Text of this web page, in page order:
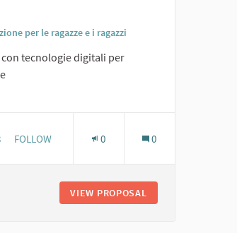
per le ragazze e i ragazzi
tecnologie digitali per
8 FOLLOWERS
FOLLOW 0 0
VIEW PROPOSAL